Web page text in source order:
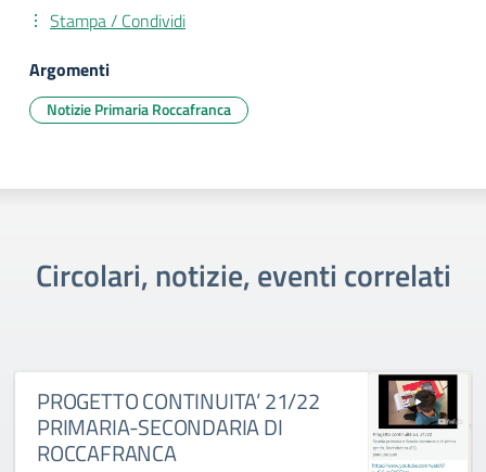
Stampa / Condividi
Argomenti
Notizie Primaria Roccafranca
Circolari, notizie, eventi correlati
PROGETTO CONTINUITA’ 21/22
PRIMARIA-SECONDARIA DI
ROCCAFRANCA